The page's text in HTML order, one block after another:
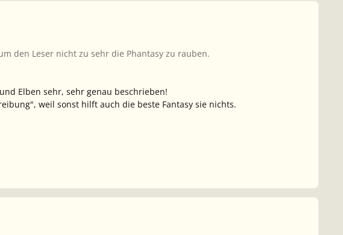
den Leser nicht zu sehr die Phantasy zu rauben.
Elben sehr, sehr genau beschrieben!
weil sonst hilft auch die beste Fantasy sie nichts.